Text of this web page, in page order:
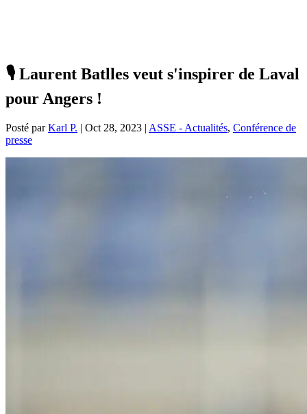
🎙️ Laurent Batlles veut s'inspirer de Laval
pour Angers !
Posté parKarl P. | Oct 28, 2023 | ASSE - Actualités, Conférence de
presse